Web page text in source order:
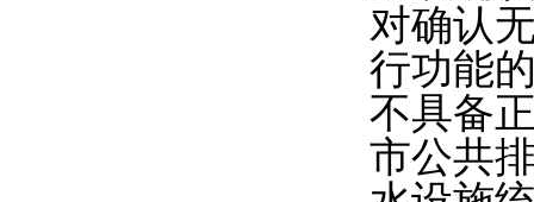
对确认
行功能
不具备
市公共